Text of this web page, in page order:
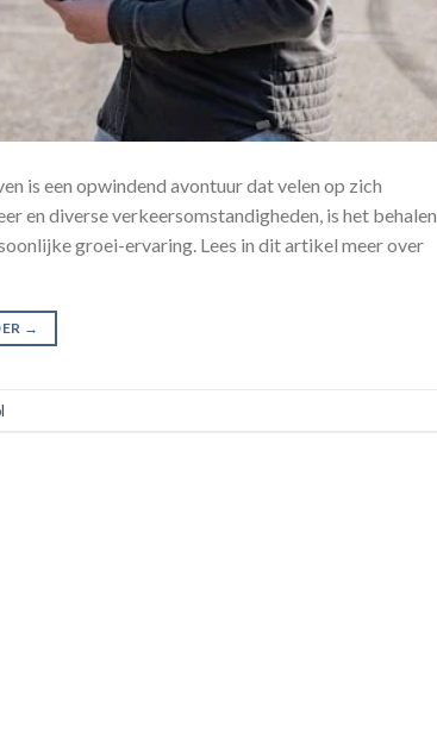
is een opwindend avontuur dat velen op zich
en diverse verkeersomstandigheden, is het behalen
groei-ervaring. Lees in dit artikel meer over
→